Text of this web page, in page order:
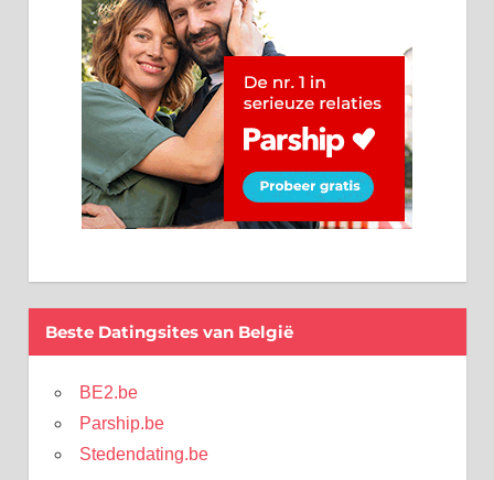
Beste Datingsites van België
BE2.be
Parship.be
Stedendating.be